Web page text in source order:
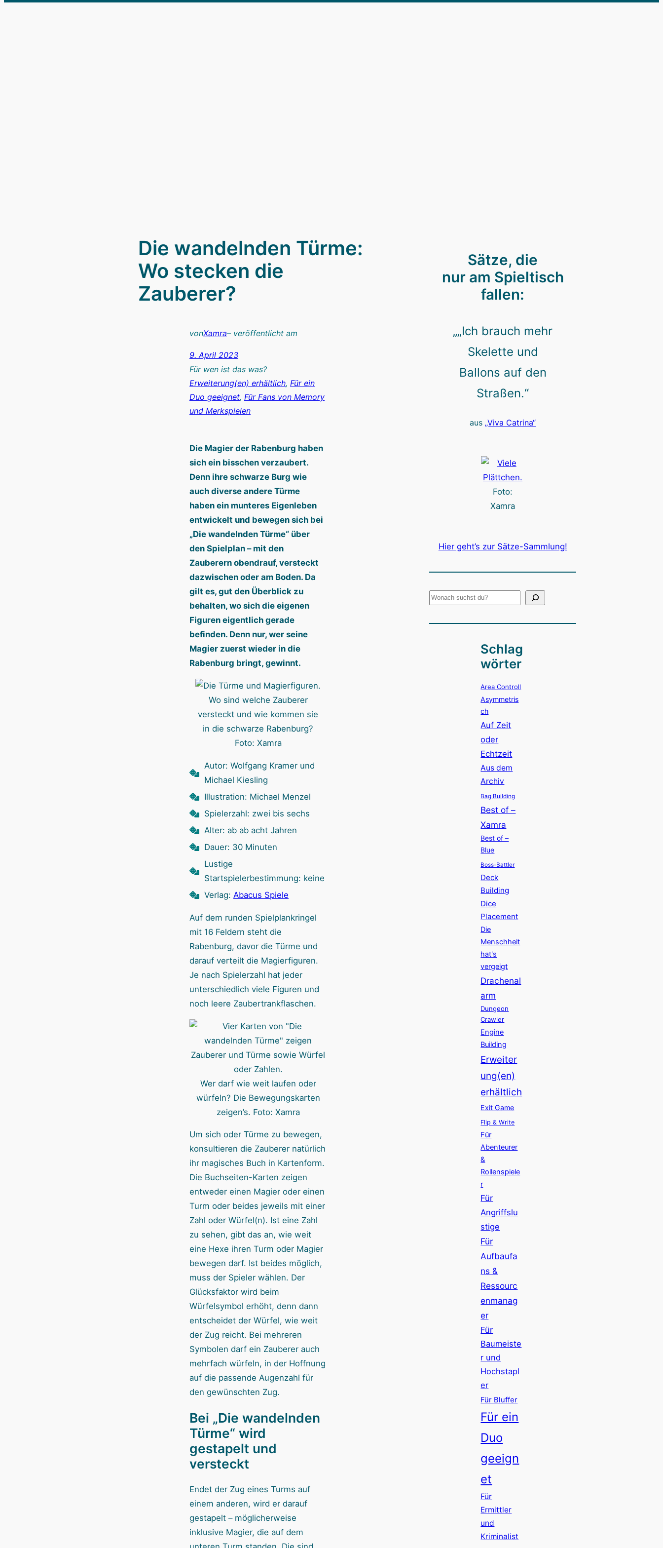
Die wandelnden Türme:
Wo stecken die
Zauberer?
vonXamra– veröffentlicht am
9. April 2023
Für wen ist das was?
Erweiterung(en) erhältlich, Für ein
Duo geeignet, Für Fans von Memory
und Merkspielen
Die Magier der Rabenburg haben
sich ein bisschen verzaubert.
Denn ihre schwarze Burg wie
auch diverse andere Türme
haben ein munteres Eigenleben
entwickelt und bewegen sich bei
„Die wandelnden Türme“ über
den Spielplan – mit den
Zauberern obendrauf, versteckt
dazwischen oder am Boden. Da
gilt es, gut den Überblick zu
behalten, wo sich die eigenen
Figuren eigentlich gerade
befinden. Denn nur, wer seine
Magier zuerst wieder in die
Rabenburg bringt, gewinnt.
Wo sind welche Zauberer
versteckt und wie kommen sie
in die schwarze Rabenburg?
Foto: Xamra
Autor: Wolfgang Kramer und
Michael Kiesling
Illustration: Michael Menzel
Spielerzahl: zwei bis sechs
Alter: ab ab acht Jahren
Dauer: 30 Minuten
Lustige
Startspielerbestimmung: keine
Verlag: Abacus Spiele
Auf dem runden Spielplankringel
mit 16 Feldern steht die
Rabenburg, davor die Türme und
darauf verteilt die Magierfiguren.
Je nach Spielerzahl hat jeder
unterschiedlich viele Figuren und
noch leere Zaubertrankflaschen.
Wer darf wie weit laufen oder
würfeln? Die Bewegungskarten
zeigen’s. Foto: Xamra
Um sich oder Türme zu bewegen,
konsultieren die Zauberer natürlich
ihr magisches Buch in Kartenform.
Die Buchseiten-Karten zeigen
entweder einen Magier oder einen
Turm oder beides jeweils mit einer
Zahl oder Würfel(n). Ist eine Zahl
zu sehen, gibt das an, wie weit
eine Hexe ihren Turm oder Magier
bewegen darf. Ist beides möglich,
muss der Spieler wählen. Der
Glücksfaktor wird beim
Würfelsymbol erhöht, denn dann
entscheidet der Würfel, wie weit
der Zug reicht. Bei mehreren
Symbolen darf ein Zauberer auch
mehrfach würfeln, in der Hoffnung
auf die passende Augenzahl für
den gewünschten Zug.
Bei „Die wandelnden
Türme“ wird
gestapelt und
versteckt
Endet der Zug eines Turms auf
einem anderen, wird er darauf
gestapelt – möglicherweise
inklusive Magier, die auf dem
Sätze, die
nur am Spieltisch
fallen:
„„Ich brauch mehr
Skelette und
Ballons auf den
Straßen.“
aus „Viva Catrina“
Foto:
Xamra
Hier geht’s zur Sätze-Sammlung!
S
c
Schlag
wörter
Area Controll
Asymmetris
ch
Auf Zeit
oder
Echtzeit
Aus dem
Archiv
Bag Building
Best of –
Xamra
Best of –
Blue
Boss-Battler
Deck
Building
Dice
Placement
Die
Menschheit
hat's
vergeigt
Drachenal
arm
Dungeon
Crawler
Engine
Building
Erweiter
ung(en)
erhältlich
Exit Game
Flip & Write
Für
Abenteurer
&
Rollenspiele
r
Für
Angriffslu
stige
Für
Aufbaufa
ns &
Ressourc
enmanag
er
Für
Baumeiste
r und
Hochstapl
er
Für Bluffer
Für ein
Duo
geeign
et
Für
Ermittler
und
Kriminalist